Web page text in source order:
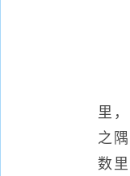
泾
里
之
数